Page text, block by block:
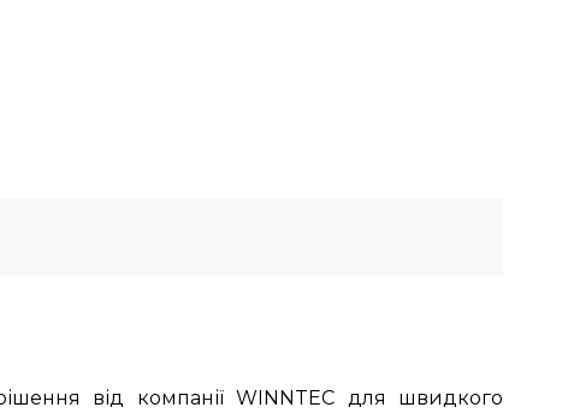
від компанії WINNTEC для швидкого